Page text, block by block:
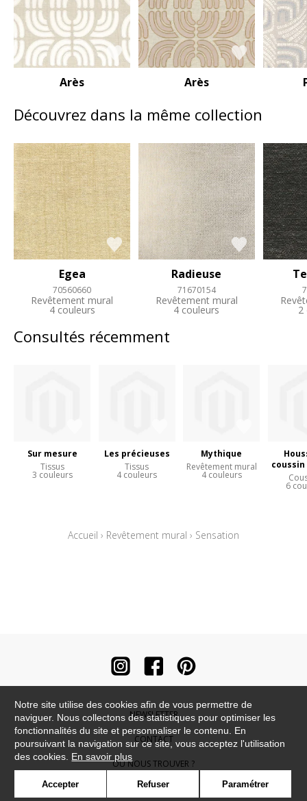
Arès Arès
Découvrez dans la même collection
Egea
70560660
Revêtement mural
4 couleurs
Radieuse
71670154
Revêtement mural
4 couleurs 2
Consultés récemment
Sur mesure
Tissus
3 couleurs
Les précieuses
Tissus
4 couleurs
Mythique
Revêtement mural
4 couleurs
6
Accueil › Revêtement mural › Sensation
NEWSLETTER
CONTACT
OÙ NOUS TROUVER ?
CONTRACT
Notre site utilise des cookies afin de vous permettre de
naviguer. Nous collectons des statistiques pour optimiser les
fonctionnalités du site et personnaliser le contenu. En
poursuivant la navigation sur ce site, vous acceptez l'utilisation
des cookies. En savoir plus
Accepter Refuser Paramétrer